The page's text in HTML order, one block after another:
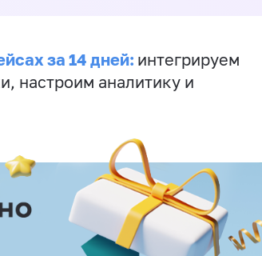
за 14 дней: интегрируем
настроим аналитику и